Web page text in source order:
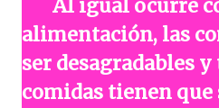
Al igual ocurre
alimentación, las
ser desagradables y
comidas tienen que